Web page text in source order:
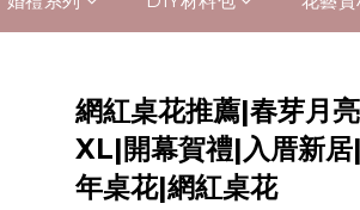
網紅桌花推薦|春芽月
XL|開幕賀禮|入厝新
年桌花|網紅桌花